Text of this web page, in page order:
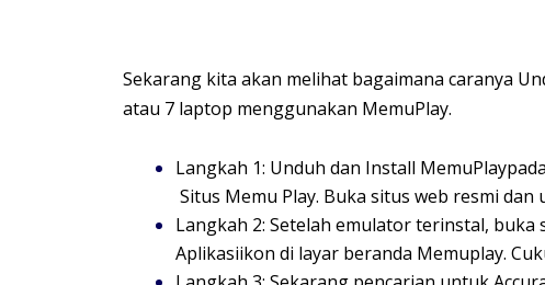
Sekarang kita akan melihat bagaimana caranya
atau 7 laptop menggunakan MemuPlay.
Langkah 1: Unduh dan Install
Situs Memu Play. Buka situs web resmi
Langkah 2: Setelah emulator terinstal, buka
Aplikasiikon di layar beranda Memuplay.